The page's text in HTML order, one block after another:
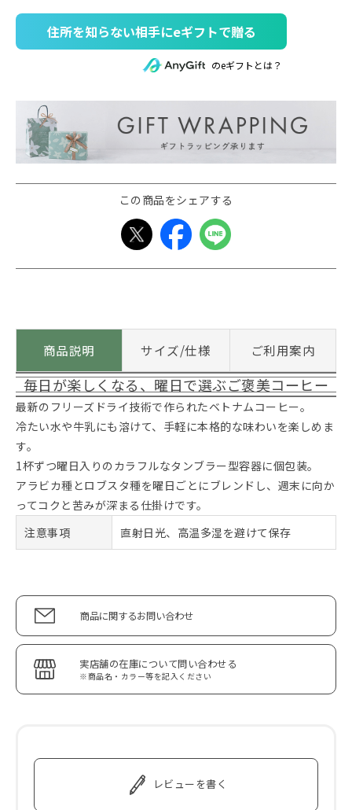
住所を知らない相手にeギフトで贈る
のeギフトとは？
この商品をシェアする
商品説明 サイズ/仕様 ご利用案内
毎日が楽しくなる、曜日で選ぶご褒美コーヒー
最新のフリーズドライ技術で作られたベトナムコーヒー。
冷たい水や牛乳にも溶けて、手軽に本格的な味わいを楽しめま
す。
1杯ずつ曜日入りのカラフルなタンブラー型容器に個包装。
アラビカ種とロブスタ種を曜日ごとにブレンドし、週末に向か
ってコクと苦みが深まる仕掛けです。
注意事項
直射日光、高温多湿を避けて保存
商品に関するお問い合わせ
実店舗の在庫について問い合わせる
※商品名・カラー等を記入ください
レビューを書く